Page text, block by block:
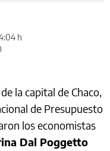
h
la capital de Chaco,
de Presupuesto
los economistas
Dal Poggetto